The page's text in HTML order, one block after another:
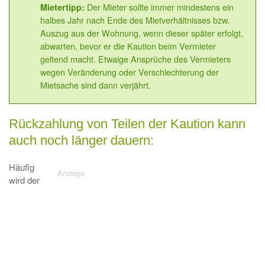
Mietertipp: Der Mieter sollte immer mindestens ein
halbes Jahr nach Ende des Mietverhältnisses bzw.
Auszug aus der Wohnung, wenn dieser später erfolgt,
abwarten, bevor er die Kaution beim Vermieter
geltend macht. Etwaige Ansprüche des Vermieters
wegen Veränderung oder Verschlechterung der
Mietsache sind dann verjährt.
Rückzahlung von Teilen der Kaution kann
auch noch länger dauern:
Häufig
wird der